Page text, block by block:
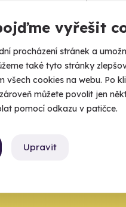
vyřešit
procházení stránek a
také tyto stránky
všech cookies na webu. Po
můžete povolit jen
pomocí odkazu v patičce.
Upravit